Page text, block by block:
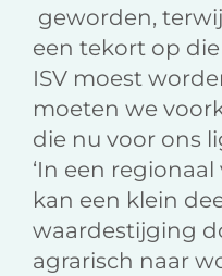
geworden,
een tekort op
ISV moest
moeten we
die nu voor ons
‘In een
kan een klein
waardestijging
agrarisch naar